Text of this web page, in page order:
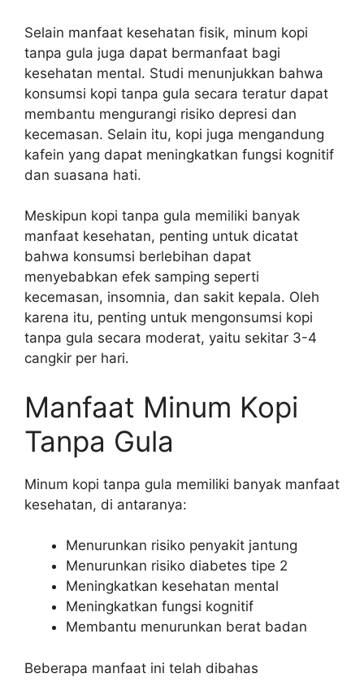
Selain manfaat kesehatan fisik, minum kopi
tanpa gula juga dapat bermanfaat bagi
kesehatan mental. Studi menunjukkan bahwa
konsumsi kopi tanpa gula secara teratur dapat
membantu mengurangi risiko depresi dan
kecemasan. Selain itu, kopi juga mengandung
kafein yang dapat meningkatkan fungsi kognitif
dan suasana hati.
Meskipun kopi tanpa gula memiliki banyak
manfaat kesehatan, penting untuk dicatat
bahwa konsumsi berlebihan dapat
menyebabkan efek samping seperti
kecemasan, insomnia, dan sakit kepala. Oleh
karena itu, penting untuk mengonsumsi kopi
tanpa gula secara moderat, yaitu sekitar 3-4
cangkir per hari.
Manfaat Minum Kopi
Tanpa Gula
Minum kopi tanpa gula memiliki banyak manfaat
kesehatan, di antaranya:
Menurunkan risiko penyakit jantung
Menurunkan risiko diabetes tipe 2
Meningkatkan kesehatan mental
Meningkatkan fungsi kognitif
Membantu menurunkan berat badan
Beberapa manfaat ini telah dibahas